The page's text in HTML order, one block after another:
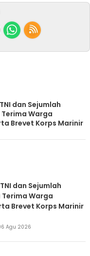
dan Sejumlah
Warga
Brevet Korps Marinir
dan Sejumlah
Warga
Brevet Korps Marinir
Agu 2026